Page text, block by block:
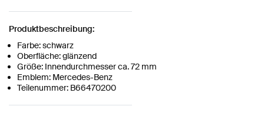
Produktbeschreibung:
Farbe: schwarz
Oberfläche: glänzend
Größe: Innendurchmesser ca. 72 mm
Emblem: Mercedes-Benz
Teilenummer: B66470200